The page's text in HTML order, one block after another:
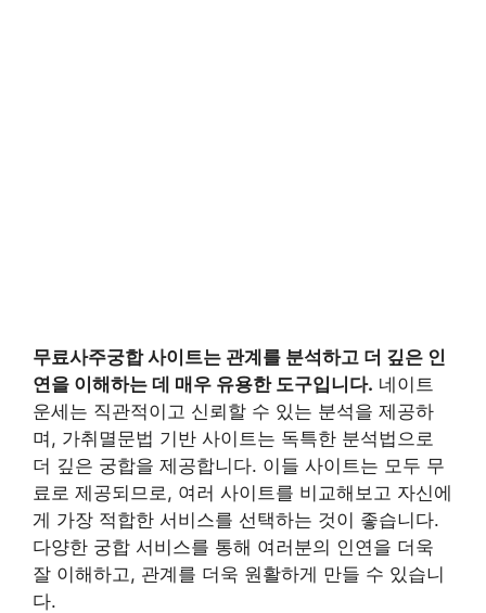
무료사주궁합 사이트는 관계를 분석하고 더 깊은 인
연을 이해하는 데 매우 유용한 도구입니다. 네이트
운세는 직관적이고 신뢰할 수 있는 분석을 제공하
며, 가취멸문법 기반 사이트는 독특한 분석법으로
더 깊은 궁합을 제공합니다. 이들 사이트는 모두 무
료로 제공되므로, 여러 사이트를 비교해보고 자신에
게 가장 적합한 서비스를 선택하는 것이 좋습니다.
다양한 궁합 서비스를 통해 여러분의 인연을 더욱
잘 이해하고, 관계를 더욱 원활하게 만들 수 있습니
다.